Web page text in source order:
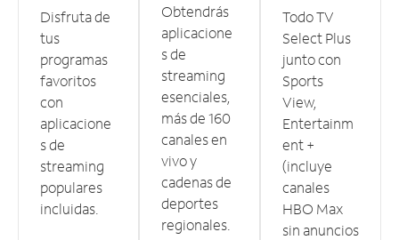
Disfruta de
tus
programas
favoritos
con
aplicacione
s de
streaming
populares
incluidas.
Obtendrás
aplicacione
s de
streaming
esenciales,
más de 160
canales en
vivo y
cadenas de
deportes
regionales.
Todo TV
Select Plus
junto con
Sports
View,
Entertainm
ent +
(incluye
canales
HBO Max
sin anuncios